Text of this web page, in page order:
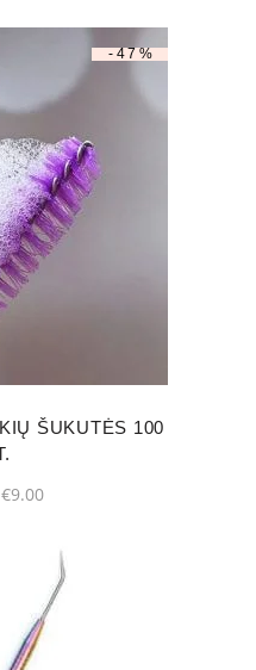
-47%
ŠUKUTĖS 100
Original
€9.00Current